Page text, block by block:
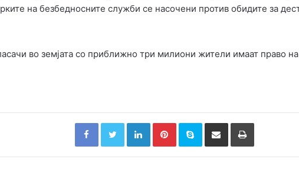
на безбедносните служби се насочени против обидите за
во земјата со приближно три милиони жители имаат право на
FacebookTwitterLinkedInPinterestSkype Сподели преку Е-маил Испринтај